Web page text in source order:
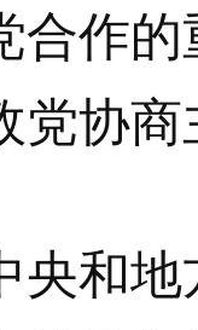
合作
商主
地方